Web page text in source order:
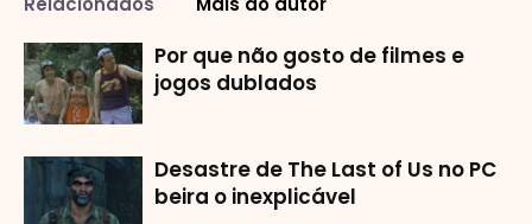
Por que não gosto de filmes e
jogos dublados
Desastre de The Last of Us no PC
beira o inexplicável